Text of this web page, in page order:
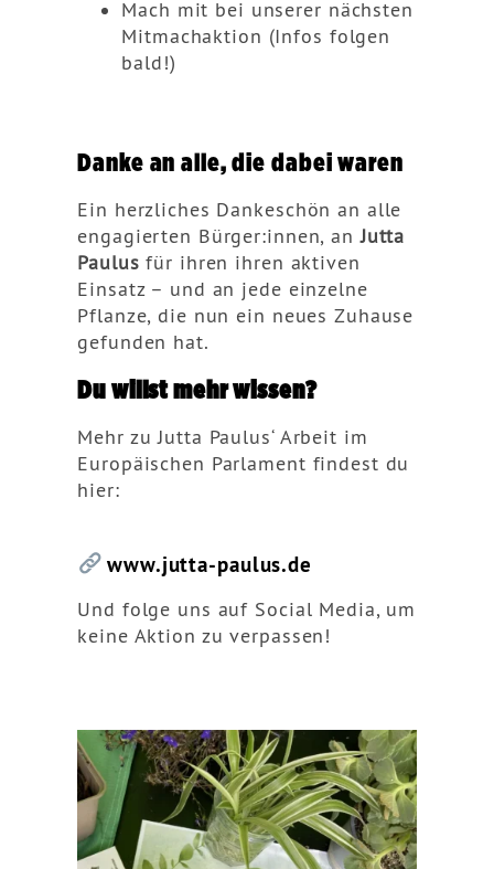
Mach mit bei unserer nächsten
Mitmachaktion (Infos folgen
bald!)
Danke an alle, die dabei waren
Ein herzliches Dankeschön an alle
engagierten Bürger:innen, anJutta
Paulus für ihren ihren aktiven
Einsatz – und an jede einzelne
Pflanze, die nun ein neues Zuhause
gefunden hat.
Du willst mehr wissen?
Mehr zu Jutta Paulus‘ Arbeit im
Europäischen Parlament findest du
hier:
www.jutta-paulus.de
Und folge uns auf Social Media, um
keine Aktion zu verpassen!